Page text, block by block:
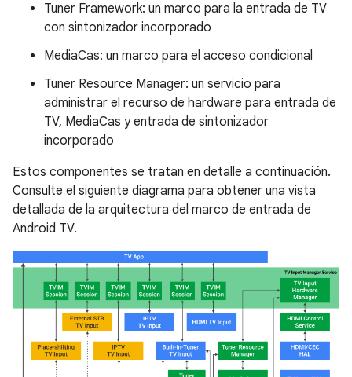
Tuner Framework: un marco para la entrada de TV
con sintonizador incorporado
MediaCas: un marco para el acceso condicional
Tuner Resource Manager: un servicio para
administrar el recurso de hardware para entrada de
TV, MediaCas y entrada de sintonizador
incorporado
Estos componentes se tratan en detalle a continuación.
Consulte el siguiente diagrama para obtener una vista
detallada de la arquitectura del marco de entrada de
Android TV.